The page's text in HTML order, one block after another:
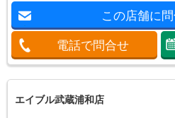
この店舗に
電話で問合せ
エイブル武蔵浦和店